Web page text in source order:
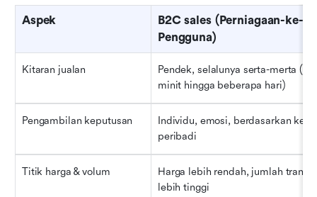
Aspek
B2C sales (Perniagaan-ke-
Pengguna)
Kitaran jualan
Pendek, selalunya serta-merta
minit hingga beberapa hari)
Pengambilan keputusan
Individu, emosi, berdasarkan
peribadi
Titik harga & volum
Harga lebih rendah, jumlah
lebih tinggi